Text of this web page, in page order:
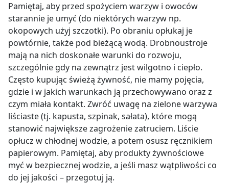
Pamiętaj, aby przed spożyciem warzyw i owoców
starannie je umyć (do niektórych warzyw np.
okopowych użyj szczotki). Po obraniu opłukaj je
powtórnie, także pod bieżącą wodą. Drobnoustroje
mają na nich doskonałe warunki do rozwoju,
szczególnie gdy na zewnątrz jest wilgotno i ciepło.
Często kupując świeżą żywność, nie mamy pojęcia,
gdzie i w jakich warunkach ją przechowywano oraz z
czym miała kontakt. Zwróć uwagę na zielone warzywa
liściaste (tj. kapusta, szpinak, sałata), które mogą
stanowić największe zagrożenie zatruciem. Liście
opłucz w chłodnej wodzie, a potem osusz ręcznikiem
papierowym. Pamiętaj, aby produkty żywnościowe
myć w bezpiecznej wodzie, a jeśli masz wątpliwości co
do jej jakości – przegotuj ją.